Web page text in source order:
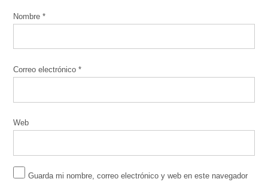
Nombre*
Correo electrónico*
Web
Guarda mi nombre, correo electrónico y web en este navegador